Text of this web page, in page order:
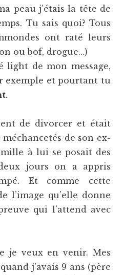
peau j’étais la tête de
Tu sais quoi? Tous
ont raté leurs
ou bof, drogue…)
light de mon message,
exemple et pourtant tu
.
de divorcer et était
de son ex-
à lui se posait des
jours on a appris
Et comme cette
l’image qu’elle donne
qui l’attend avec
je veux en venir. Mes
j’avais 9 ans (père